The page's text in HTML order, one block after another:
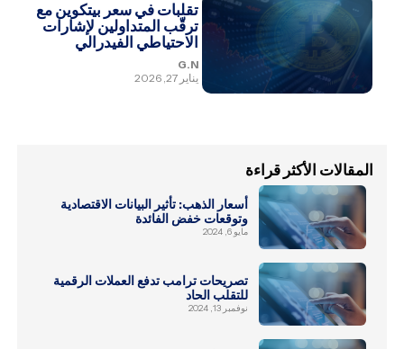
تقلبات في سعر بيتكوين مع
ترقّب المتداولين لإشارات
الاحتياطي الفيدرالي
G.N
يناير 27, 2026
المقالات الأكثر قراءة
أسعار الذهب: تأثير البيانات الاقتصادية
وتوقعات خفض الفائدة
مايو 6, 2024
تصريحات ترامب تدفع العملات الرقمية
للتقلب الحاد
نوفمبر 13, 2024